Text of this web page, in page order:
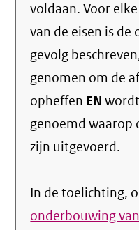
voldaan. Voor
van de eisen is de
gevolg
genomen om de
opheffen EN
genoemd waarop
zijn uitgevoerd.
In de toelichting,
onderbouwing